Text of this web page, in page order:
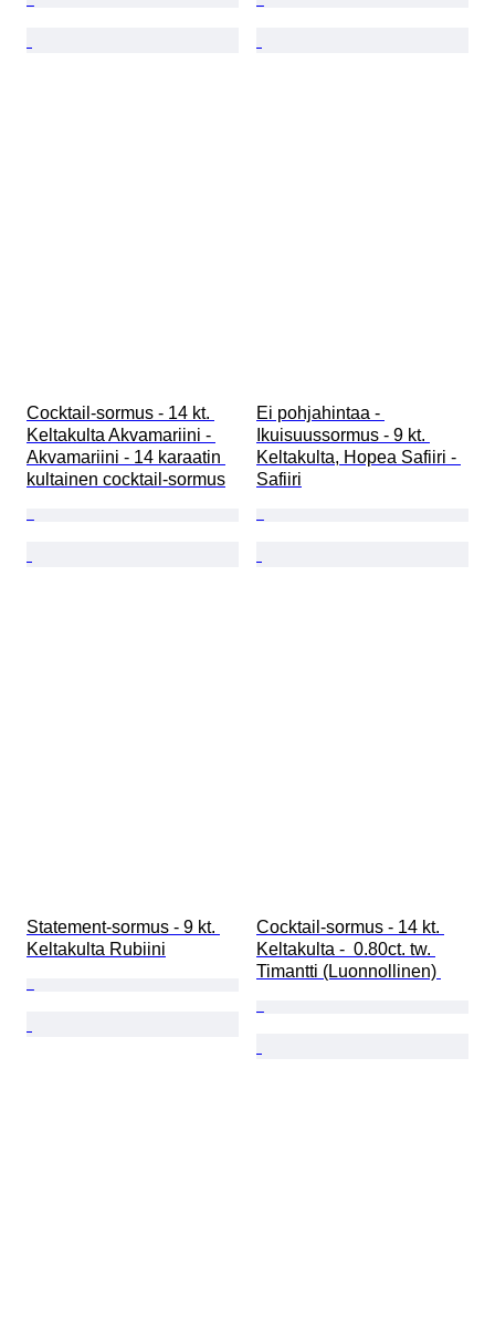
Cocktail-sormus - 14 kt.
Keltakulta Akvamariini -
Akvamariini - 14 karaatin
kultainen cocktail-sormus
Ei pohjahintaa -
Ikuisuussormus - 9 kt.
Keltakulta, Hopea Safiiri -
Safiiri
Statement-sormus - 9 kt.
Keltakulta Rubiini
Cocktail-sormus - 14 kt.
Keltakulta -  0.80ct. tw.
Timantti (Luonnollinen)